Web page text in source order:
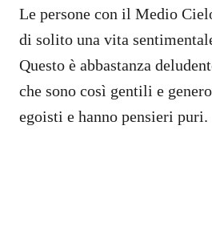
Le persone con il Medio
di solito una vita
Questo è abbastanza
che sono così gentili e
egoisti e hanno pensieri puri.